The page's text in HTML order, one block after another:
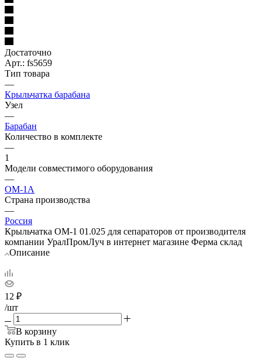
Достаточно
Арт.: fs5659
Тип товара
—
Крыльчатка барабана
Узел
—
Барабан
Количество в комплекте
—
1
Модели совместимого оборудования
—
ОМ-1А
Страна производства
—
Россия
Крыльчатка ОМ-1 01.025 для сепараторов от производителя
компании УралПромЛуч в интернет магазине Ферма склад
Описание
12 ₽
/шт
В корзину
Купить в 1 клик